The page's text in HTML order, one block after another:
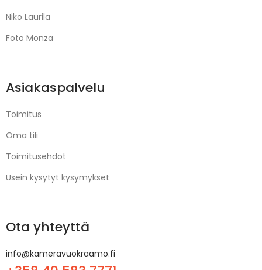
Niko Laurila
Foto Monza
Asiakaspalvelu
Toimitus
Oma tili
Toimitusehdot
Usein kysytyt kysymykset
Ota yhteyttä
info@kameravuokraamo.fi